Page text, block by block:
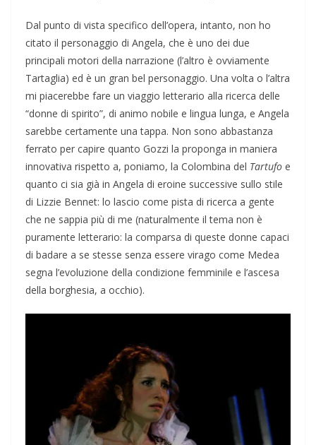
Dal punto di vista specifico dell’opera, intanto, non ho
citato il personaggio di Angela, che è uno dei due
principali motori della narrazione (l’altro è ovviamente
Tartaglia) ed è un gran bel personaggio. Una volta o l’altra
mi piacerebbe fare un viaggio letterario alla ricerca delle
“donne di spirito”, di animo nobile e lingua lunga, e Angela
sarebbe certamente una tappa. Non sono abbastanza
ferrato per capire quanto Gozzi la proponga in maniera
innovativa rispetto a, poniamo, la Colombina del Tartufo e
quanto ci sia già in Angela di eroine successive sullo stile
di Lizzie Bennet: lo lascio come pista di ricerca a gente
che ne sappia più di me (naturalmente il tema non è
puramente letterario: la comparsa di queste donne capaci
di badare a se stesse senza essere virago come Medea
segna l’evoluzione della condizione femminile e l’ascesa
della borghesia, a occhio).